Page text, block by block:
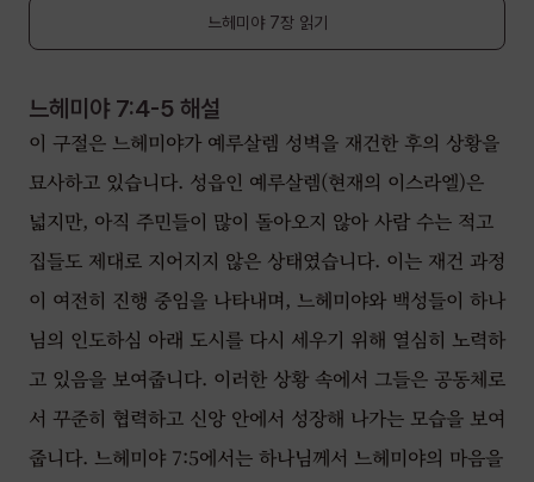
느헤미야 7장읽기
느헤미야 7:4-5 해설
이 구절은 느헤미야가 예루살렘 성벽을 재건한 후의 상황을
묘사하고 있습니다. 성읍인 예루살렘(현재의 이스라엘)은
넓지만, 아직 주민들이 많이 돌아오지 않아 사람 수는 적고
집들도 제대로 지어지지 않은 상태였습니다. 이는 재건 과정
이 여전히 진행 중임을 나타내며, 느헤미야와 백성들이 하나
님의 인도하심 아래 도시를 다시 세우기 위해 열심히 노력하
고 있음을 보여줍니다. 이러한 상황 속에서 그들은 공동체로
서 꾸준히 협력하고 신앙 안에서 성장해 나가는 모습을 보여
줍니다. 느헤미야 7:5에서는 하나님께서 느헤미야의 마음을